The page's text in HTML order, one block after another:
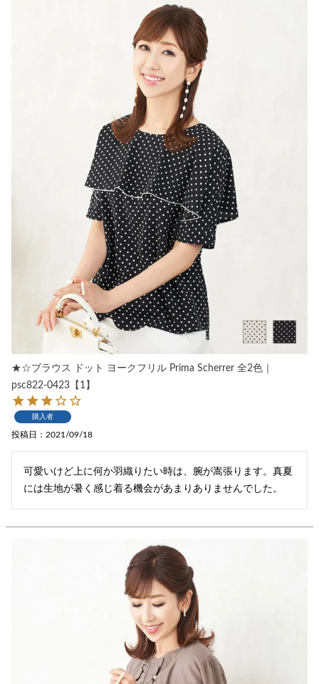
★☆ブラウス ドット ヨークフリル Prima Scherrer 全2色｜
psc822-0423【1】
購入者
投稿日 2021/09/18
可愛いけど上に何か羽織りたい時は、腕が嵩張ります。真夏
には生地が暑く感じ着る機会があまりありませんでした。